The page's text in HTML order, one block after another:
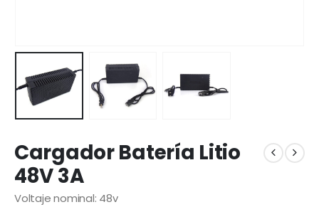
Cargador Batería Litio
48V 3A
Voltaje nominal: 48v